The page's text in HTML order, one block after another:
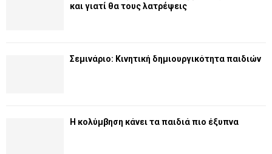
και γιατί θα τους λατρέψεις
Σεμινάριο: Κινητική δημιουργικότητα παιδιών
Η κολύμβηση κάνει τα παιδιά πιο έξυπνα